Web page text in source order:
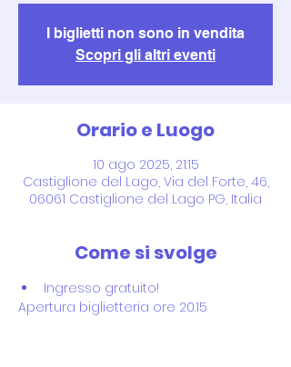
I biglietti non sono in vendita
Scopri gli altri eventi
Orario e Luogo
10 ago 2025, 21:15
Castiglione del Lago, Via del Forte, 46,
06061 Castiglione del Lago PG, Italia
Come si svolge
Ingresso gratuito!
Apertura biglietteria ore 20.15